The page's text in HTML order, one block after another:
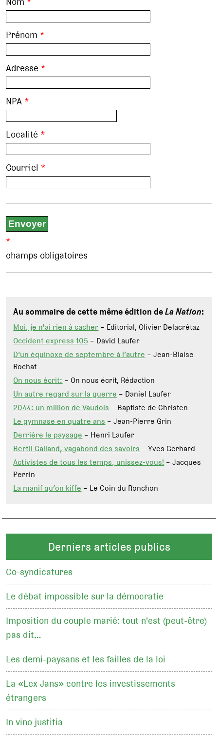
Prénom *
Adresse *
NPA *
Localité *
Courriel *
*
champs obligatoires
Au sommaire de cette même édition deLa Nation:
Moi, je n'ai rien à cacher– Editorial, Olivier Delacrétaz
Occident express 105– David Laufer
D’un équinoxe de septembre à l’autre– Jean-Blaise
Rochat
On nous écrit:– On nous écrit, Rédaction
Un autre regard sur la guerre– Daniel Laufer
2044: un million de Vaudois– Baptiste de Christen
Le gymnase en quatre ans– Jean-Pierre Grin
Derrière le paysage– Henri Laufer
Bertil Galland, vagabond des savoirs– Yves Gerhard
Activistes de tous les temps, unissez-vous!– Jacques
Perrin
La manif qu’on kiffe– Le Coin du Ronchon
Derniers articles publics
Co-syndicatures
Le débat impossible sur la démocratie
Imposition du couple marié: tout n'est (peut-être)
pas dit…
Les demi-paysans et les failles de la loi
La «Lex Jans» contre les investissements
étrangers
In vino justitia